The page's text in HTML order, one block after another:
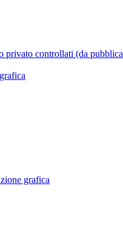
privato controllati (da
grafica